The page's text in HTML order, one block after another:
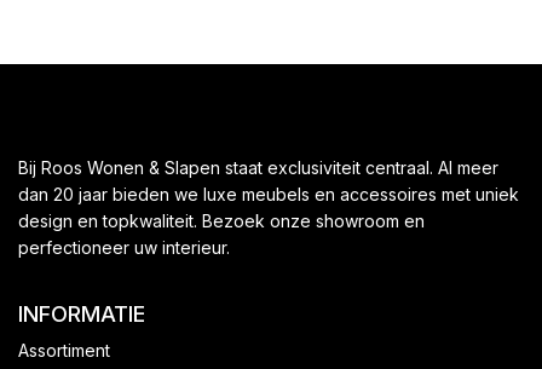
Bij Roos Wonen & Slapen staat exclusiviteit centraal. Al meer
dan 20 jaar bieden we luxe meubels en accessoires met uniek
design en topkwaliteit. Bezoek onze showroom en
perfectioneer uw interieur.
INFORMATIE
Assortiment